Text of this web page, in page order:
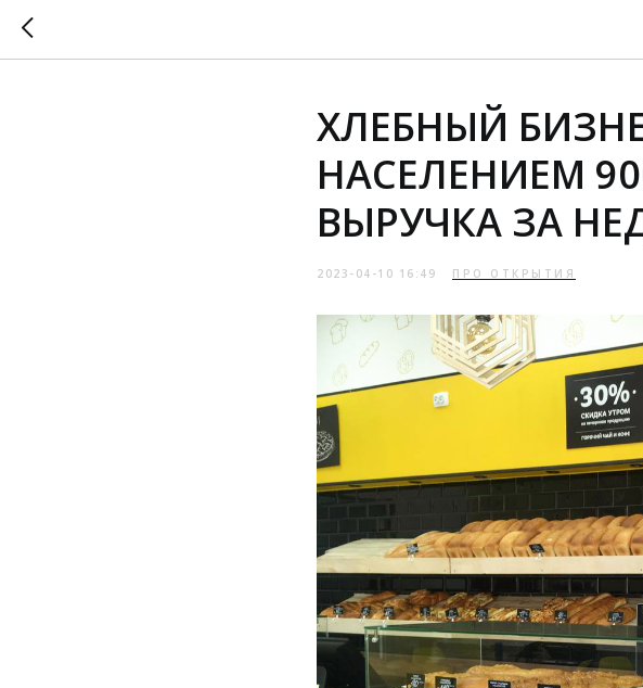
ХЛЕБНЫЙ
НАСЕЛЕНИЕМ
ВЫРУЧКА ЗА
2023-04-10 16:49 ПРО ОТКРЫТИЯ